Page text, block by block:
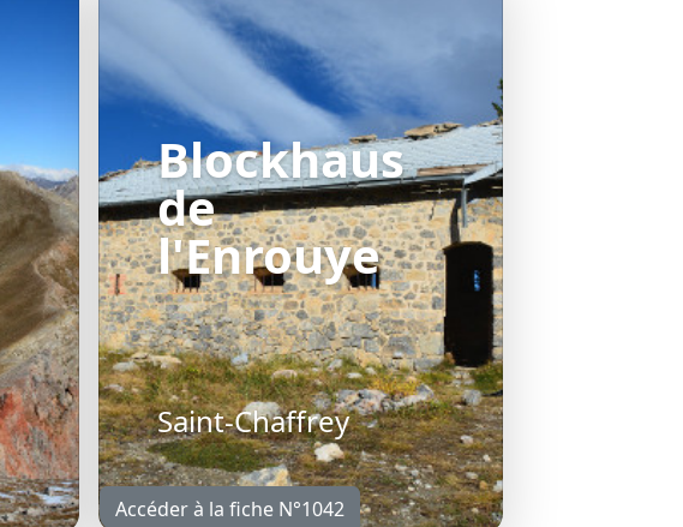
Blockhaus
de
l'Enrouye
Saint-Chaffrey
Accéder à la fiche N°1042